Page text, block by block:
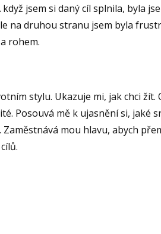
jsem si daný cíl splnila, byla
na druhou stranu jsem byla
rohem.
stylu. Ukazuje mi, jak chci
Posouvá mě k ujasnění si, jaké
mou hlavu, abych